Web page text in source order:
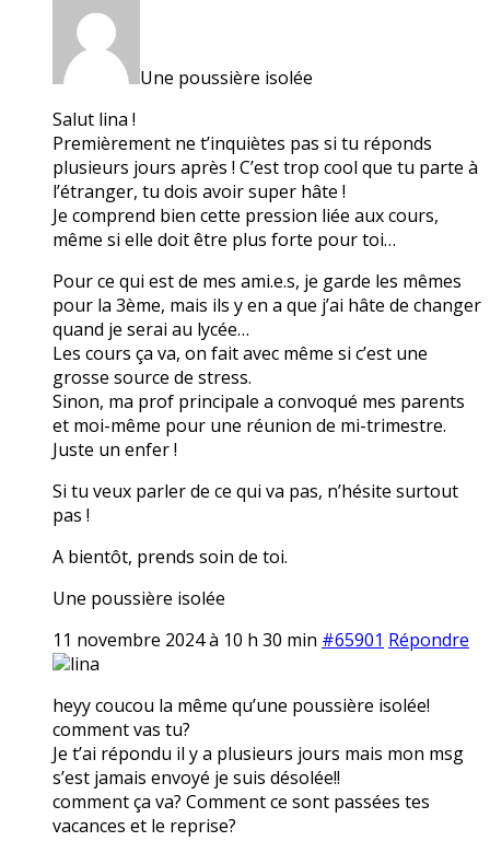
Une poussière isolée
Salut lina !
Premièrement ne t’inquiètes pas si tu réponds
plusieurs jours après ! C’est trop cool que tu parte à
l’étranger, tu dois avoir super hâte !
Je comprend bien cette pression liée aux cours,
même si elle doit être plus forte pour toi…
Pour ce qui est de mes ami.e.s, je garde les mêmes
pour la 3ème, mais ils y en a que j’ai hâte de changer
quand je serai au lycée…
Les cours ça va, on fait avec même si c’est une
grosse source de stress.
Sinon, ma prof principale a convoqué mes parents
et moi-même pour une réunion de mi-trimestre.
Juste un enfer !
Si tu veux parler de ce qui va pas, n’hésite surtout
pas !
A bientôt, prends soin de toi.
Une poussière isolée
11 novembre 2024 à 10 h 30 min #65901 Répondre
lina
heyy coucou la même qu’une poussière isolée!
comment vas tu?
Je t’ai répondu il y a plusieurs jours mais mon msg
s’est jamais envoyé je suis désolée!!
comment ça va? Comment ce sont passées tes
vacances et le reprise?